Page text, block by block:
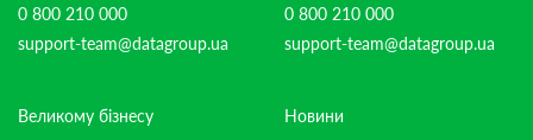
0 800 210 000
support-team@datagroup.ua
0 800 210 000
support-team@datagroup.ua
Великому бізнесу
Новини